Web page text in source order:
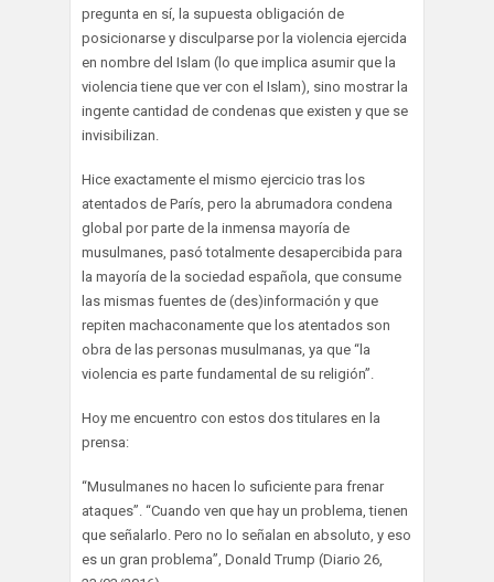
pregunta en sí, la supuesta obligación de
posicionarse y disculparse por la violencia ejercida
en nombre del Islam (lo que implica asumir que la
violencia tiene que ver con el Islam), sino mostrar la
ingente cantidad de condenas que existen y que se
invisibilizan.
Hice exactamente el mismo ejercicio tras los
atentados de París, pero la abrumadora condena
global por parte de la inmensa mayoría de
musulmanes, pasó totalmente desapercibida para
la mayoría de la sociedad española, que consume
las mismas fuentes de (des)información y que
repiten machaconamente que los atentados son
obra de las personas musulmanas, ya que “la
violencia es parte fundamental de su religión”.
Hoy me encuentro con estos dos titulares en la
prensa:
“Musulmanes no hacen lo suficiente para frenar
ataques”. “Cuando ven que hay un problema, tienen
que señalarlo. Pero no lo señalan en absoluto, y eso
es un gran problema”, Donald Trump (Diario 26,